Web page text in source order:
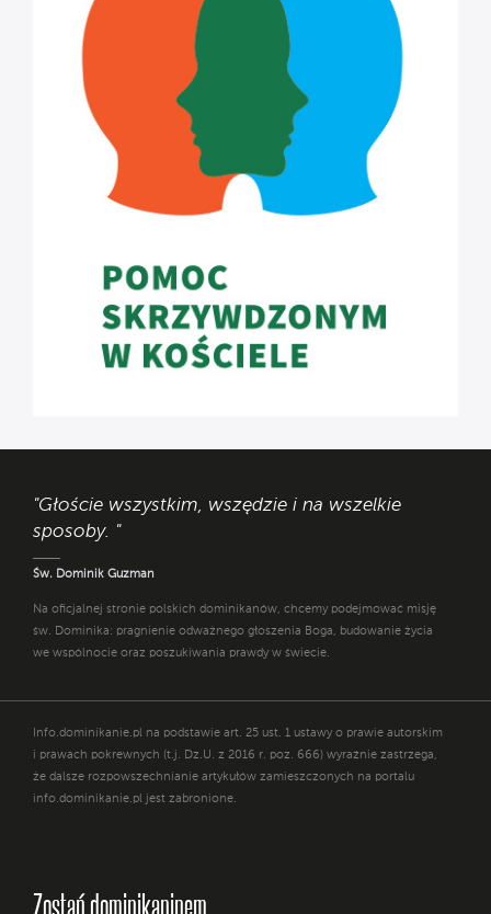
"Głoście wszystkim, wszędzie i na wszelkie
sposoby. "
Św. Dominik Guzman
Na oficjalnej stronie polskich dominikanów, chcemy podejmować misję
św. Dominika: pragnienie odważnego głoszenia Boga, budowanie życia
we wspólnocie oraz poszukiwania prawdy w świecie.
Info.dominikanie.pl na podstawie art. 25 ust. 1 ustawy o prawie autorskim
i prawach pokrewnych (t.j. Dz.U. z 2016 r. poz. 666) wyraźnie zastrzega,
że dalsze rozpowszechnianie artykułów zamieszczonych na portalu
info.dominikanie.pl jest zabronione.
Zostań dominikaninem